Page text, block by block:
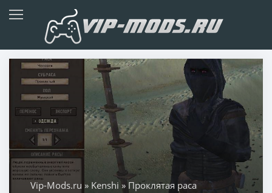
Vip-Mods.ru » Kenshi » Проклятая раса